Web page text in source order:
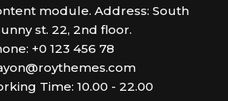
module. Address: South
st. 22, 2nd floor.
+0 123 456 78
Time: 10.00 - 22.00